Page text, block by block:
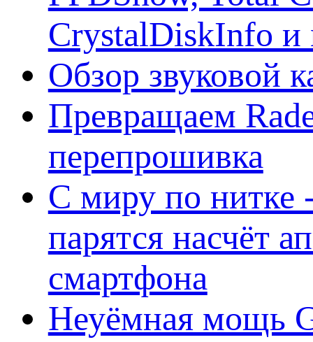
CrystalDiskInfo и
Обзор звуковой
Превращаем
перепрошивка
С миру по нитке
парятся насчёт
смартфона
Неуёмная мощь